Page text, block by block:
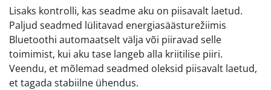
Lisaks kontrolli, kas seadme aku on piisavalt laetud.
Paljud seadmed lülitavad energiasäästurežiimis
Bluetoothi automaatselt välja või piiravad selle
toimimist, kui aku tase langeb alla kriitilise piiri.
Veendu, et mõlemad seadmed oleksid piisavalt laetud,
et tagada stabiilne ühendus.